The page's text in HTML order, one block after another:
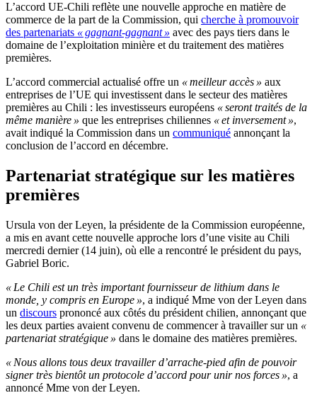
L’accord UE-Chili reflète une nouvelle approche en matière de
commerce de la part de la Commission, qui cherche à promouvoir
des partenariats « gagnant-gagnant » avec des pays tiers dans le
domaine de l’exploitation minière et du traitement des matières
premières.
L’accord commercial actualisé offre un « meilleur accès » aux
entreprises de l’UE qui investissent dans le secteur des matières
premières au Chili : les investisseurs européens « seront traités de la
même manière » que les entreprises chiliennes « et inversement »,
avait indiqué la Commission dans un communiqué annonçant la
conclusion de l’accord en décembre.
Partenariat stratégique sur les matières
premières
Ursula von der Leyen, la présidente de la Commission européenne,
a mis en avant cette nouvelle approche lors d’une visite au Chili
mercredi dernier (14 juin), où elle a rencontré le président du pays,
Gabriel Boric.
« Le Chili est un très important fournisseur de lithium dans le
monde, y compris en Europe », a indiqué Mme von der Leyen dans
un discours prononcé aux côtés du président chilien, annonçant que
les deux parties avaient convenu de commencer à travailler sur un «
partenariat stratégique » dans le domaine des matières premières.
« Nous allons tous deux travailler d’arrache-pied afin de pouvoir
signer très bientôt un protocole d’accord pour unir nos forces », a
annoncé Mme von der Leyen.